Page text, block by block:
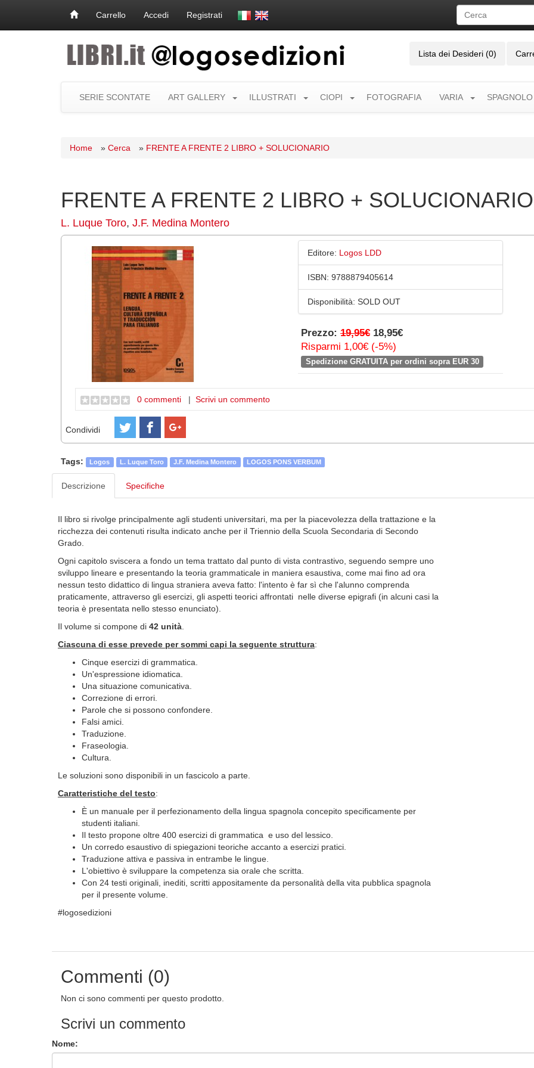
Carrello Accedi Registrati
Lista dei Desideri (0)
SERIE SCONTATE ART GALLERY ILLUSTRATI CIOPI FOTOGRAFIA VARIA SPAGNOLO
Home » Cerca » FRENTE A FRENTE 2 LIBRO + SOLUCIONARIO
FRENTE A FRENTE 2 LIBRO + SOLUCIONARIO
L. Luque Toro, J.F. Medina Montero
Editore: Logos LDD
ISBN: 9788879405614
Disponibilità: SOLD OUT
Prezzo: 19,95€ 18,95€
Risparmi 1,00€ (-5%)
Spedizione GRATUITA per ordini sopra EUR 30
0 commenti | Scrivi un commento
Condividi
Tags: Logos L. Luque Toro J.F. Medina Montero LOGOS PONS VERBUM
Descrizione Specifiche
Il libro si rivolge principalmente agli studenti universitari, ma per la piacevolezza della trattazione e la
ricchezza dei contenuti risulta indicato anche per il Triennio della Scuola Secondaria di Secondo
Grado.
Ogni capitolo sviscera a fondo un tema trattato dal punto di vista contrastivo, seguendo sempre uno
sviluppo lineare e presentando la teoria grammaticale in maniera esaustiva, come mai fino ad ora
nessun testo didattico di lingua straniera aveva fatto: l'intento è far sì che l'alunno comprenda
praticamente, attraverso gli esercizi, gli aspetti teorici affrontati nelle diverse epigrafi (in alcuni casi la
teoria è presentata nello stesso enunciato).
Il volume si compone di 42 unità.
Ciascuna di esse prevede per sommi capi la seguente struttura:
Cinque esercizi di grammatica.
Un'espressione idiomatica.
Una situazione comunicativa.
Correzione di errori.
Parole che si possono confondere.
Falsi amici.
Traduzione.
Fraseologia.
Cultura.
Le soluzioni sono disponibili in un fascicolo a parte.
Caratteristiche del testo:
È un manuale per il perfezionamento della lingua spagnola concepito specificamente per
studenti italiani.
Il testo propone oltre 400 esercizi di grammatica e uso del lessico.
Un corredo esaustivo di spiegazioni teoriche accanto a esercizi pratici.
Traduzione attiva e passiva in entrambe le lingue.
L'obiettivo è sviluppare la competenza sia orale che scritta.
Con 24 testi originali, inediti, scritti appositamente da personalità della vita pubblica spagnola
per il presente volume.
#logosedizioni
Commenti (0)
Non ci sono commenti per questo prodotto.
Scrivi un commento
Nome: